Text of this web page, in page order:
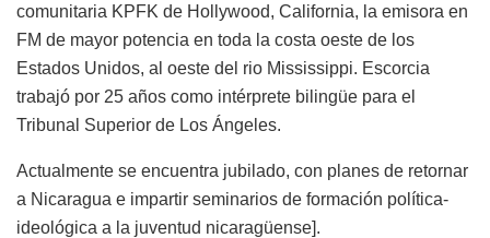
comunitaria KPFK de Hollywood, California, la emisora en
FM de mayor potencia en toda la costa oeste de los
Estados Unidos, al oeste del rio Mississippi. Escorcia
trabajó por 25 años como intérprete bilingüe para el
Tribunal Superior de Los Ángeles.
Actualmente se encuentra jubilado, con planes de retornar
a Nicaragua e impartir seminarios de formación política-
ideológica a la juventud nicaragüense].